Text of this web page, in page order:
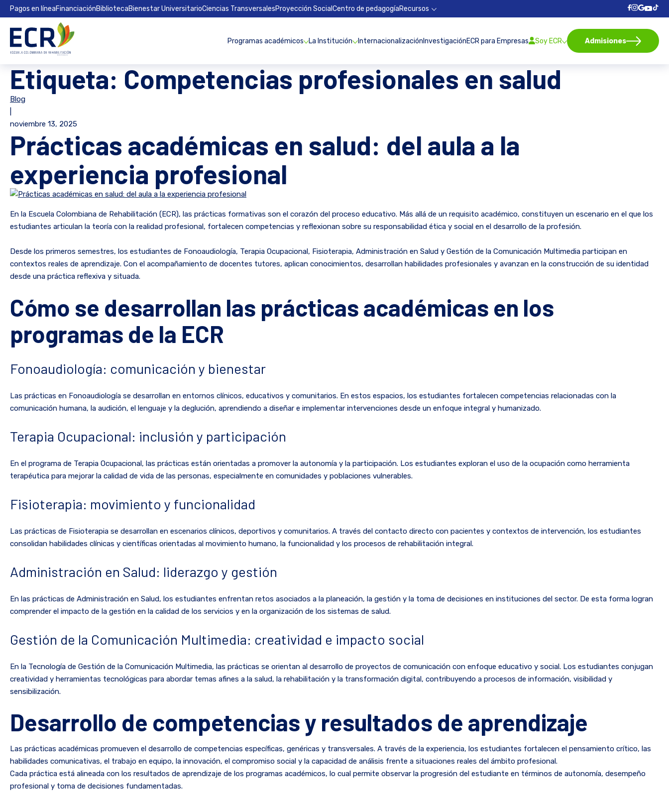
Pagos en líneaFinanciaciónBibliotecaBienestar UniversitarioCiencias TransversalesProyección Social Centro de pedagogíaRecursos
Programas académicos La Institución Internacionalización InvestigaciónECR para Empresas Soy ECR Admisiones
Etiqueta: Competencias profesionales en salud
Blog
noviembre 13, 2025
Prácticas académicas en salud: del aula a la
experiencia profesional
En la Escuela Colombiana de Rehabilitación (ECR), las prácticas formativas son el corazón del proceso educativo. Más allá de un requisito académico, constituyen un escenario en el que los
estudiantes articulan la teoría con la realidad profesional, fortalecen competencias y reflexionan sobre su responsabilidad ética y social en el desarrollo de la profesión.
Desde los primeros semestres, los estudiantes de Fonoaudiología, Terapia Ocupacional, Fisioterapia, Administración en Salud y Gestión de la Comunicación Multimedia participan en
contextos reales de aprendizaje. Con el acompañamiento de docentes tutores, aplican conocimientos, desarrollan habilidades profesionales y avanzan en la construcción de su identidad
desde una práctica reflexiva y situada.
Cómo se desarrollan las prácticas académicas en los
programas de la ECR
Fonoaudiología: comunicación y bienestar
Las prácticas en Fonoaudiología se desarrollan en entornos clínicos, educativos y comunitarios. En estos espacios, los estudiantes fortalecen competencias relacionadas con la
comunicación humana, la audición, el lenguaje y la deglución, aprendiendo a diseñar e implementar intervenciones desde un enfoque integral y humanizado.
Terapia Ocupacional: inclusión y participación
En el programa de Terapia Ocupacional, las prácticas están orientadas a promover la autonomía y la participación. Los estudiantes exploran el uso de la ocupación como herramienta
terapéutica para mejorar la calidad de vida de las personas, especialmente en comunidades y poblaciones vulnerables.
Fisioterapia: movimiento y funcionalidad
Las prácticas de Fisioterapia se desarrollan en escenarios clínicos, deportivos y comunitarios. A través del contacto directo con pacientes y contextos de intervención, los estudiantes
consolidan habilidades clínicas y científicas orientadas al movimiento humano, la funcionalidad y los procesos de rehabilitación integral.
Administración en Salud: liderazgo y gestión
En las prácticas de Administración en Salud, los estudiantes enfrentan retos asociados a la planeación, la gestión y la toma de decisiones en instituciones del sector. De esta forma logran
comprender el impacto de la gestión en la calidad de los servicios y en la organización de los sistemas de salud.
Gestión de la Comunicación Multimedia: creatividad e impacto social
En la Tecnología de Gestión de la Comunicación Multimedia, las prácticas se orientan al desarrollo de proyectos de comunicación con enfoque educativo y social. Los estudiantes conjugan
creatividad y herramientas tecnológicas para abordar temas afines a la salud, la rehabilitación y la transformación digital, contribuyendo a procesos de información, visibilidad y
sensibilización.
Desarrollo de competencias y resultados de aprendizaje
Las prácticas académicas promueven el desarrollo de competencias específicas, genéricas y transversales. A través de la experiencia, los estudiantes fortalecen el pensamiento crítico, las
habilidades comunicativas, el trabajo en equipo, la innovación, el compromiso social y la capacidad de análisis frente a situaciones reales del ámbito profesional.
Cada práctica está alineada con los resultados de aprendizaje de los programas académicos, lo cual permite observar la progresión del estudiante en términos de autonomía, desempeño
profesional y toma de decisiones fundamentadas.